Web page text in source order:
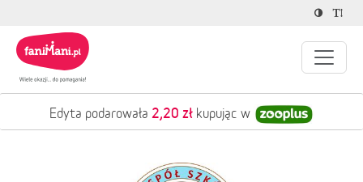
Edyta podarowała 2,20 złkupując w